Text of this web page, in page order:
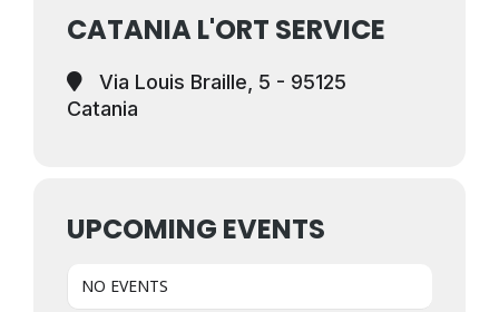
CATANIA L'ORT SERVICE
Via Louis Braille, 5 - 95125
Catania
UPCOMING EVENTS
NO EVENTS